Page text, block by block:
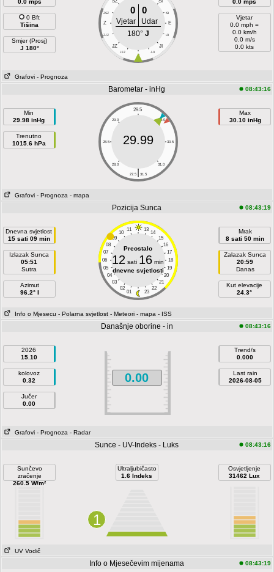
0.0 mps
0 Bft
Tišina
Smjer (Prosj)
J 180°
ZSZ ISI
Z E
ZJZ IJI
JZ JI
JJZ JJI
J
0 0
Vjetar
Udar
180° J
0.0 mps
Vjetar
0.0 mph =
0.0 km/h
0.0 m/s
0.0 kts
Grafovi - Prognoza
Barometar - inHg 08:43:16
Min
29.98 inHg
Trenutno
1015.6 hPa
29.5
29.0 30.0
28.5 30.5
28.0 31.0
|
27.5 31.5
29.99
Max
30.10 inHg
Grafovi - Prognoza - mapa
Pozicija Sunca 08:43:19
Dnevna svjetlost
15 sati 09 min
Izlazak Sunca
05:51
Sutra
Azimut
96.2° I
11 13
10
14
09
15
08
16
07
17
06
18
05
19
04
20
03
21
02
22
01 23
Preostalo
12 sati 16 min
dnevne svjetlosti
Mrak
8 sati 50 min
Zalazak Sunca
20:59
Danas
Kut elevacije
24.3°
Info o Mjesecu - Polarna svjetlost - Meteori - mapa - ISS
Današnje oborine - in 08:43:16
2026
15.10
kolovoz
0.32
Jučer
0.00
0.00
Trend/s
0.000
Last rain
2026-08-05
Grafovi - Prognoza - Radar
Sunce - UV-Indeks - Luks 08:43:16
Sunčevo
zračenje
260.5 W/m²
Ultraljubičasto
1.6 Indeks
1
Osvjetljenje
31462 Lux
UV Vodič
Info o Mjesečevim mijenama 08:43:19